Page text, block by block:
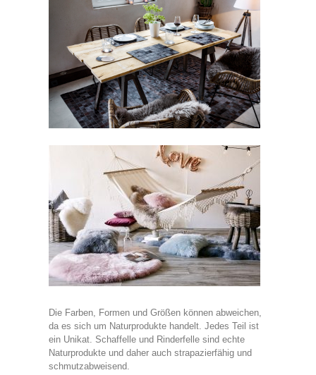
Die Farben, Formen und Größen können abweichen,
da es sich um Naturprodukte handelt. Jedes Teil ist
ein Unikat. Schaffelle und Rinderfelle sind echte
Naturprodukte und daher auch strapazierfähig und
schmutzabweisend.